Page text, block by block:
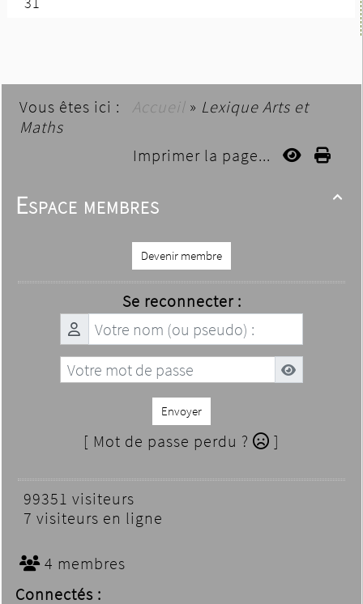
Vous êtes ici : Accueil » Lexique Arts et
Maths
Imprimer la page...

Espace membres
Devenir membre
Se reconnecter :
Envoyer
[ Mot de passe perdu ? ]
99351 visiteurs
7 visiteurs en ligne
4 membres
Connectés :